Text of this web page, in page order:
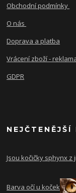
Obchodní podmínky
O nás
Doprava a platba
Vrácení zboží -
GDPR
NEJČTENĚJŠÍ
Jsou kočičky sphynx
Barva očí u koček